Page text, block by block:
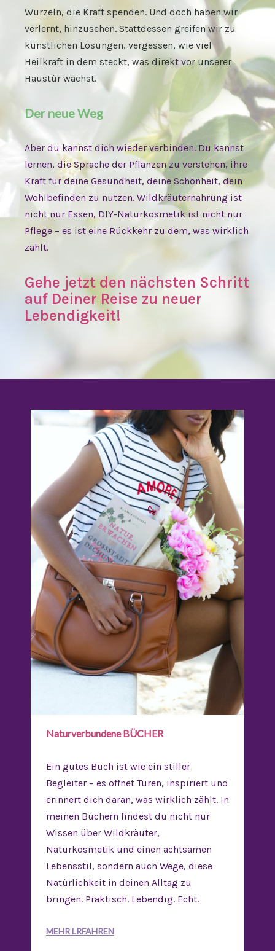
Wurzeln, die Kraft spenden. Und doch haben wir
verlernt, hinzusehen. Stattdessen greifen wir zu
künstlichen Lösungen, vergessen, wie viel
Heilkraft in dem steckt, was direkt vor unserer
Haustür wächst.
Der neue Weg
Aber du kannst dich wieder verbinden. Du kannst
lernen, die Sprache der Pflanzen zu verstehen, ihre
Kraft für deine Gesundheit, deine Schönheit, dein
Wohlbefinden zu nutzen. Wildkräuternahrung ist
nicht nur Essen, DIY-Naturkosmetik ist nicht nur
Pflege – es ist eine Rückkehr zu dem, was wirklich
zählt.
Gehe jetzt den nächsten Schritt
auf Deiner Reise zu neuer
Lebendigkeit!
Naturverbundene BÜCHER
Ein gutes Buch ist wie ein stiller
Begleiter – es öffnet Türen, inspiriert und
erinnert dich daran, was wirklich zählt. In
meinen Büchern findest du nicht nur
Wissen über Wildkräuter,
Naturkosmetik und einen achtsamen
Lebensstil, sondern auch Wege, diese
Natürlichkeit in deinen Alltag zu
bringen. Praktisch. Lebendig. Echt.
MEHR LRFAHREN